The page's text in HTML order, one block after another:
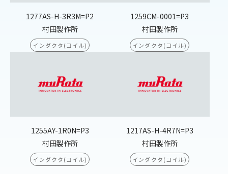
1277AS-H-3R3M=P2
村田製作所
インダクタ(コイル)
1259CM-0001=P3
村田製作所
インダクタ(コイル)
1255AY-1R0N=P3
村田製作所
インダクタ(コイル)
1217AS-H-4R7N=P3
村田製作所
インダクタ(コイル)